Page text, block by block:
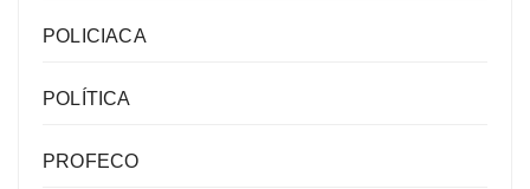
POLICIACA
POLÍTICA
PROFECO